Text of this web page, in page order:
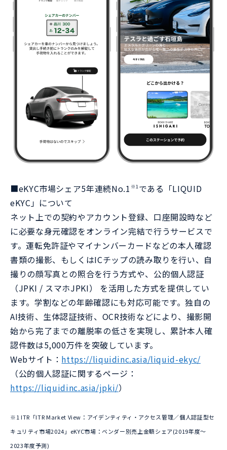
■eKYC市場シェア5年連続No.1 ※1 である「LIQUID
eKYC」について
ネット上での契約やアカウント登録、口座開設時など
に必要な身元確認をオンライン完結で行うサービスで
す。運転免許証やマイナンバーカードなどの本人確認
書類の撮影、もしくはICチップの読み取りを行い、自
撮りの顔写真との照合を行う方式や、公的個人認証
（JPKI / スマホJPKI） を活用した方式を提供してい
ます。学割などの年齢確認にも対応可能です。独自の
AI技術、生体認証技術、OCR技術などにより、撮影開
始から完了までの離脱率の低さを実現し、累計本人確
認件数は5,000万件を突破しています。
Webサイト： https://liquidinc.asia/liquid-ekyc/
（公的個人認証に関するページ：
https://liquidinc.asia/jpki/）
※1 ITR「ITR Market View：アイデンティティ・アクセス管理／個人認証型セ
キュリティ市場2024」eKYC市場：ベンダー別売上金額シェア(2019年度～
2023年度予測)